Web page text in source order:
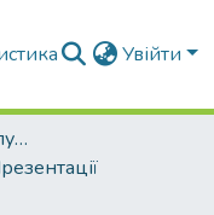
Увійти
Атестаційні роботи випускників